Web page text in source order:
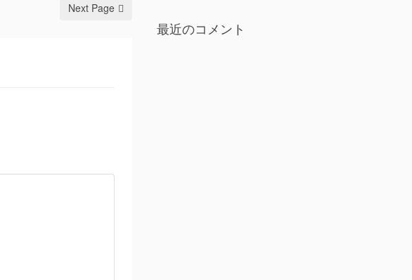
Next Page
最近のコメント